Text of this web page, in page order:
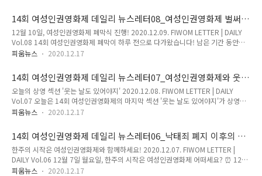
요일 저녁 7시, 여성인권영화제 유튜브 채널에서 진행됩니다. 👏 마지막 기회! 오늘
오후 6시까지 보실 수 있는 상영작을 온라인 상영관에서 지금 바로 관람하세요! 지금
까지 진행된 GV와 피움톡톡은 여성인권영화제 유튜브 채널에서 보실 수 있어요. 👀
온라인 무료 상영으로 진행되는 여성인권영화제는여러분의 후원과 참여로 만들어집
니다. 여성인권영화제 밀어주기🤛 ..
14회 여성인권영화제 데일리 뉴스레터08_여성인권영화제 벌써
폐막한다고요?!
12월 10일, 여성인권영화제 폐막식 진행! 2020.12.09. FIWOM LETTER | DAILY
Vol.08 14회 여성인권영화제 폐막이 하루 전으로 다가왔습니다! 남은 기간 동안에
도 많이 관람해 주세요:) 12월 10일 목요일 저녁 7시에는 폐막식이 진행됩니다. 함께
영화제 유튜브 채널에서 보실 수 있습니다. 12월 10일 목요일 저녁 7시, 여성인권영
화제 유튜브 채널에서 폐막식이 진행됩니다. 🤩 10일 목요일 오후 6시까지 보실 수
있는 상영작을 온라인 상영관에서 지금 바로 관람하세요! 지금까지 진행된 GV와 피
움톡톡은 여성인권영화제 유튜브 채널에서 보실 수 있어요. 👀 온라인 무료 상영으로
진행되는 여성인권영화제는..
피움뉴스 2020.12.17
14회 여성인권영화제 데일리 뉴스레터07_여성인권영화제와 웃
는 날 보내는 거 어떠세요?
오늘의 상영 섹션 '웃는 날도 있어야지' 2020.12.08. FIWOM LETTER | DAILY
Vol.07 오늘은 14회 여성인권영화제의 마지막 섹션 '웃는 날도 있어야지'가 상영을
시작합니다! 다른 섹션과 다르게 오늘 오후 6시부터 상영을 시작하여 12월 10일 목
브 채널에서 폐막식이 진행되오니 많이 참여해 주세요. 👏 어제 진행한 피움톡톡과
함께 오늘 오후 4시 감독과의 대화, 저녁 7시 피움톡톡 모두 함께 즐겨주세요:) 오늘
오후 6시에 시작하는 상영작을 온라인 상영관에서 지금 예매하세요! 지금까지 진행
된 피움톡톡은 여성인권영화제 유튜브 채널 혹은 온라인 상영관에서 보실 수 있어요.
오늘 오후 4시 감독과의 대..
피움뉴스 2020.12.17
14회 여성인권영화제 데일리 뉴스레터06_낙태죄 폐지 이후의 세
계, 여성인권영화로 만나보세요!
한주의 시작은 여성인권영화제와 함께하세요! 2020.12.07. FIWOM LETTER |
DAILY Vol.06 12월 7일 월요일, 한주의 시작은 여성인권영화제 어떠세요? ⏰ 12월
10일까지 영화제를 알차게 즐기시길 바랍니다. 오늘 정오부터 'MY BODY MY
피움뉴스 2020.12.17